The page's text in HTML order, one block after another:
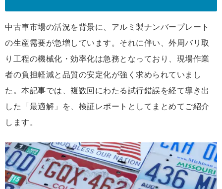
中古車市場の活況を背景に、アルミ製ナンバープレート
の生産需要が急増しています。それに伴い、外周バリ取
り工程の機械化・効率化は急務となっており、現場作業
者の負担軽減と品質の安定化が強く求められていまし
た。本記事では、複数回にわたる試行錯誤を経て導き出
した「最適解」を、検証レポートとしてまとめてご紹介
します。